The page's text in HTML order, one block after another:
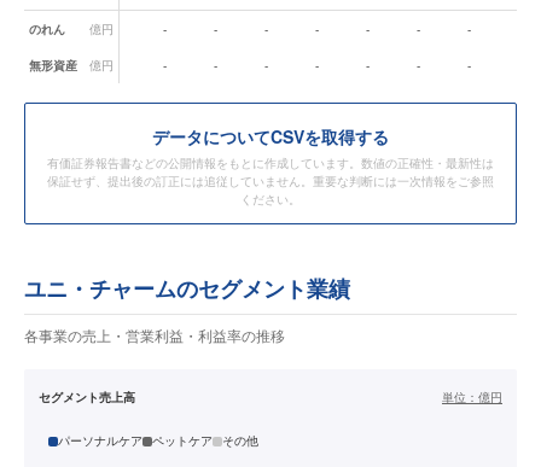
のれん 億円 - - - - - - -
無形資産 億円 - - - - - - -
データについてCSVを取得する
有価証券報告書などの公開情報をもとに作成しています。数値の正確性・最新性は
保証せず、提出後の訂正には追従していません。重要な判断には一次情報をご参照
ください。
ユニ・チャームのセグメント業績
各事業の売上・営業利益・利益率の推移
セグメント売上高 単位： 億円
パーソナルケア ペットケア その他